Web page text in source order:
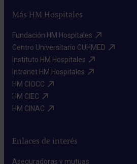
Más HM Hospitales
Fundación HM Hospitales​
Centro Universitario CUHMED​
Instituto HM Hospitales​
Intranet HM Hospitales​
HM CIOCC​
HM CIEC​
HM CINAC​
Enlaces de interés
Aseguradoras y mutuas​